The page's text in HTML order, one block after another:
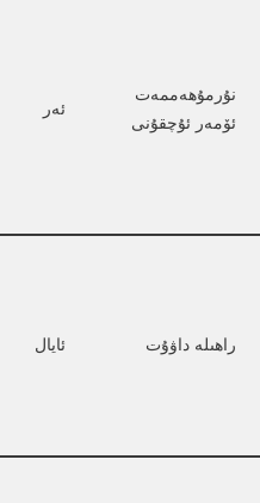
نۇرمۇھەممەت
ئۆمەر ئۇچقۇنى
ئەر
راھىلە داۋۇت ئايال